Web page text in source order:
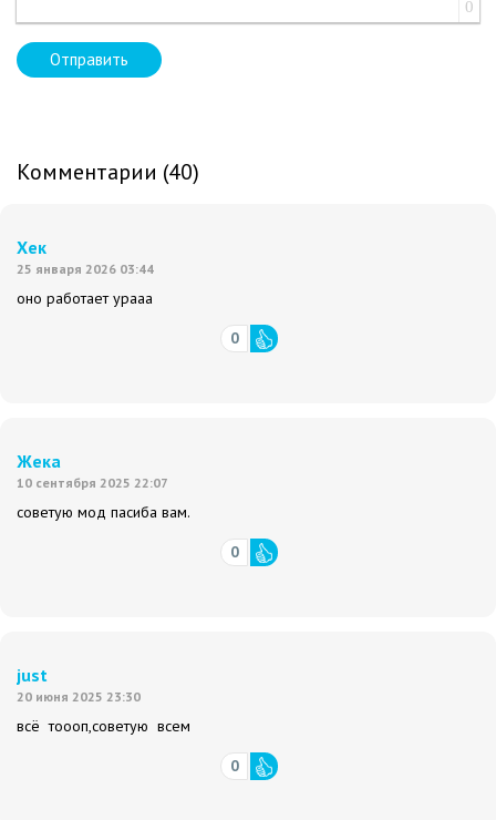
0
Отправить
Комментарии (40)
Хек
25 января 2026 03:44
оно работает урааа
0
Жека
10 сентября 2025 22:07
советую мод пасиба вам.
0
just
20 июня 2025 23:30
всё тоооп,советую всем
0